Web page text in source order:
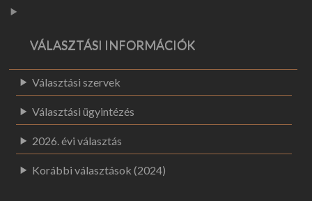
VÁLASZTÁSI INFORMÁCIÓK
Választási szervek
Választási ügyintézés
2026. évi választás
Korábbi választások (2024)